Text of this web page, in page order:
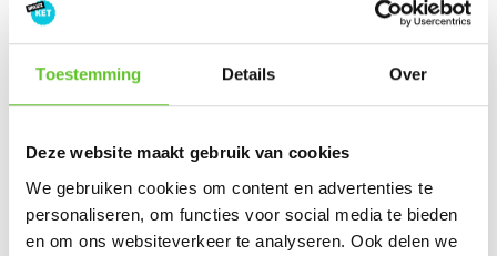
Toestemming Details Over
Deze website maakt gebruik van cookies
We gebruiken cookies om content en advertenties te
personaliseren, om functies voor social media te bieden
en om ons websiteverkeer te analyseren. Ook delen we
Laat hier jouw reactie
achter:
Jouw mood: